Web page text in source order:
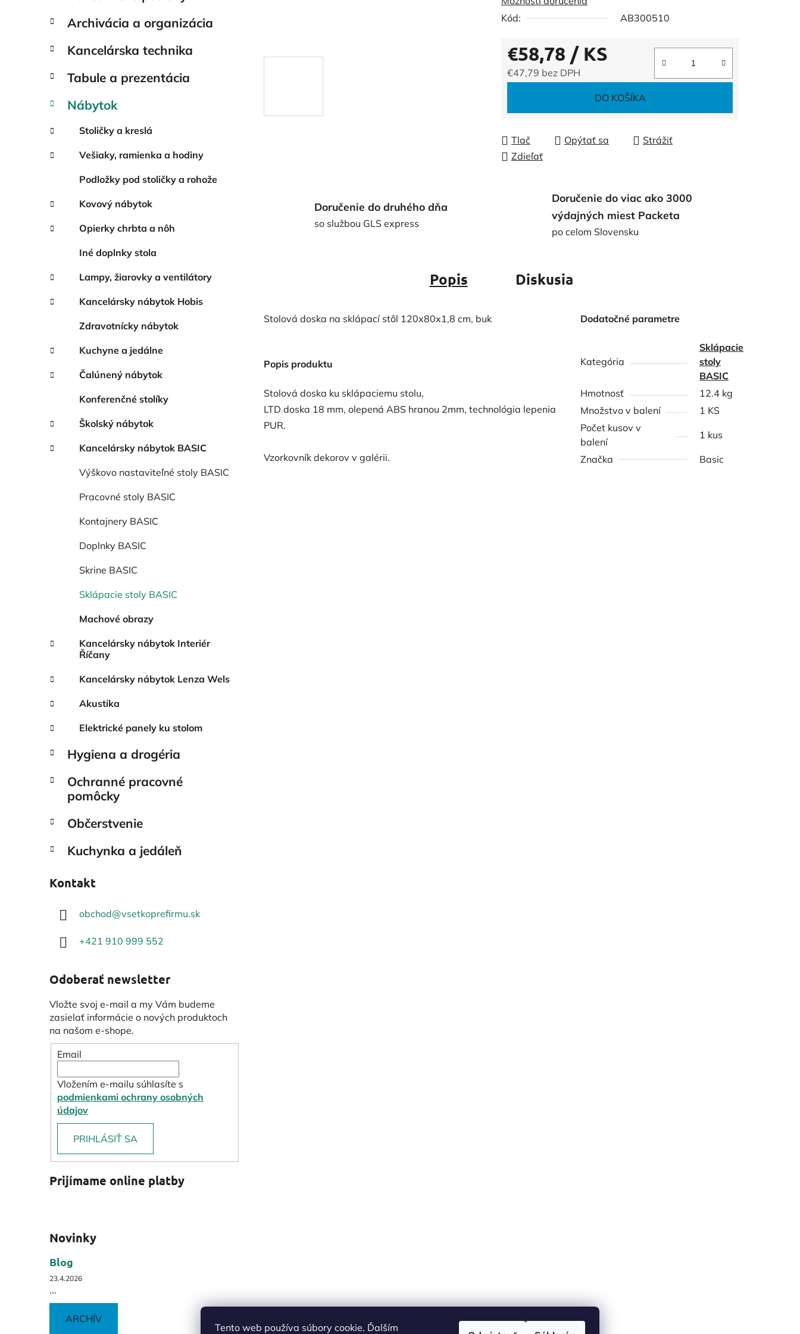
Tento web používa súbory cookie. Ďalším
l
Archivácia a organizácia
Kancelárska technika
Tabule a prezentácia
Nábytok
Stoličky a kreslá
Vešiaky, ramienka a hodiny
Podložky pod stoličky a rohože
Kovový nábytok
Opierky chrbta a nôh
Iné doplnky stola
Lampy, žiarovky a ventilátory
Kancelársky nábytok Hobis
Zdravotnícky nábytok
Kuchyne a jedálne
Čalúnený nábytok
Konferenčné stolíky
Školský nábytok
Kancelársky nábytok BASIC
Výškovo nastaviteľné stoly BASIC
Pracovné stoly BASIC
Kontajnery BASIC
Doplnky BASIC
Skrine BASIC
Sklápacie stoly BASIC
Machové obrazy
Kancelársky nábytok Interiér
Říčany
Kancelársky nábytok Lenza Wels
Akustika
Elektrické panely ku stolom
Hygiena a drogéria
Ochranné pracovné
pomôcky
Občerstvenie
Kuchynka a jedáleň
Kontakt
obchod@vsetkoprefirmu.sk
+421 910 999 552
Odoberať newsletter
Vložte svoj e-mail a my Vám budeme
zasielať informácie o nových produktoch
na našom e-shope.
Email
Vložením e-mailu súhlasíte s
podmienkami ochrany osobných
údajov
PRIHLÁSIŤ SA
Prijímame online platby
Novinky
Blog
23.4.2026
...
ARCHÍV
0,0
z
hviezdičiek.
Kód:
AB300510
€58,78 / KS
€47,79 bez DPH
DO KOŠÍKA
Tlač Opýtať sa
Strážiť
Zdieľať
Doručenie do druhého dňa
so službou GLS express
Doručenie do viac ako 3000
výdajných miest Packeta
po celom Slovensku
Popis Diskusia
Stolová doska na sklápací stôl 120x80x1,8 cm, buk
Popis produktu
Stolová doska ku sklápaciemu stolu,
LTD doska 18 mm, olepená ABS hranou 2mm, technológia lepenia
PUR.
Vzorkovník dekorov v galérii.
Dodatočné parametre
Kategória
Sklápacie
stoly
BASIC
Hmotnosť
12.4 kg
Množstvo v balení
1 KS
Počet kusov v
balení
1 kus
Značka Basic